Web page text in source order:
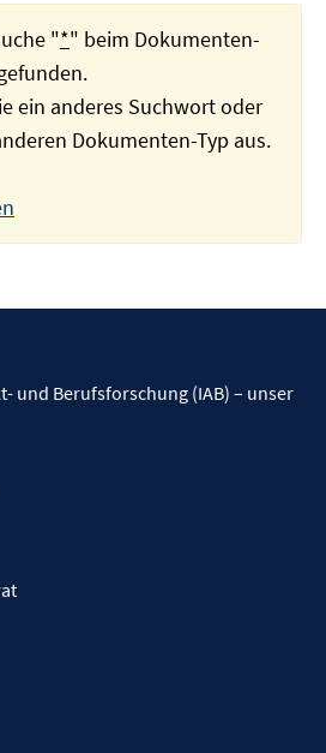
"*" beim Dokumenten-
ein anderes Suchwort oder
Dokumenten-Typ aus.
und Berufsforschung (IAB) – unser